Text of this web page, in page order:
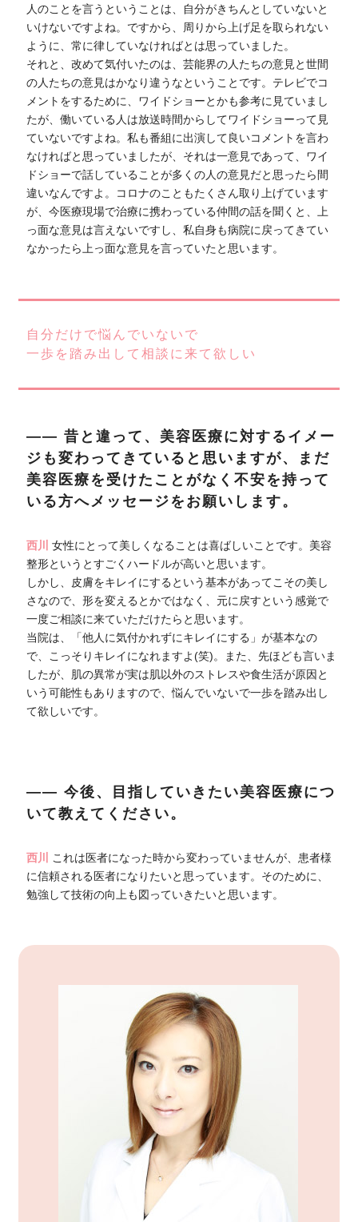
人のことを言うということは、自分がきちんとしていないと
いけないですよね。ですから、周りから上げ足を取られない
ように、常に律していなければとは思っていました。
それと、改めて気付いたのは、芸能界の人たちの意見と世間
の人たちの意見はかなり違うなということです。テレビでコ
メントをするために、ワイドショーとかも参考に見ていまし
たが、働いている人は放送時間からしてワイドショーって見
ていないですよね。私も番組に出演して良いコメントを言わ
なければと思っていましたが、それは一意見であって、ワイ
ドショーで話していることが多くの人の意見だと思ったら間
違いなんですよ。コロナのこともたくさん取り上げています
が、今医療現場で治療に携わっている仲間の話を聞くと、上
っ面な意見は言えないですし、私自身も病院に戻ってきてい
なかったら上っ面な意見を言っていたと思います。
自分だけで悩んでいないで
一歩を踏み出して相談に来て欲しい
―― 昔と違って、美容医療に対するイメー
ジも変わってきていると思いますが、まだ
美容医療を受けたことがなく不安を持って
いる方へメッセージをお願いします。
西川女性にとって美しくなることは喜ばしいことです。美容
整形というとすごくハードルが高いと思います。
しかし、皮膚をキレイにするという基本があってこその美し
さなので、形を変えるとかではなく、元に戻すという感覚で
一度ご相談に来ていただけたらと思います。
当院は、「他人に気付かれずにキレイにする」が基本なの
で、こっそりキレイになれますよ(笑)。また、先ほども言いま
したが、肌の異常が実は肌以外のストレスや食生活が原因と
いう可能性もありますので、悩んでいないで一歩を踏み出し
て欲しいです。
―― 今後、目指していきたい美容医療につ
いて教えてください。
西川 これは医者になった時から変わっていませんが、患者様
に信頼される医者になりたいと思っています。そのために、
勉強して技術の向上も図っていきたいと思います。